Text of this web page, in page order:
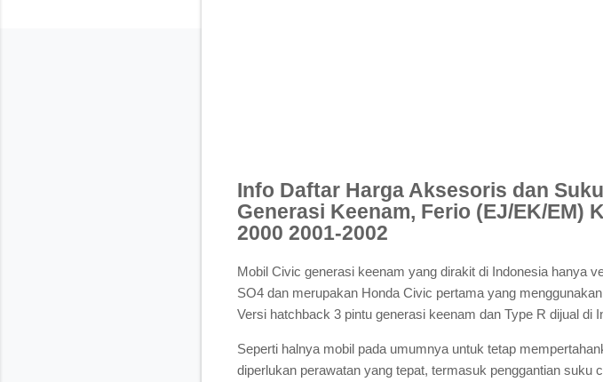
Info Daftar Harga Aksesoris dan
Generasi Keenam, Ferio (EJ/EK/EM)
2000 2001-2002
Mobil Civic generasi keenam yang dirakit di Indonesia hanya
SO4 dan merupakan Honda Civic pertama yang
Versi hatchback 3 pintu generasi keenam dan Type R dijual di
Seperti halnya mobil pada umumnya untuk tetap
diperlukan perawatan yang tepat, termasuk penggantian